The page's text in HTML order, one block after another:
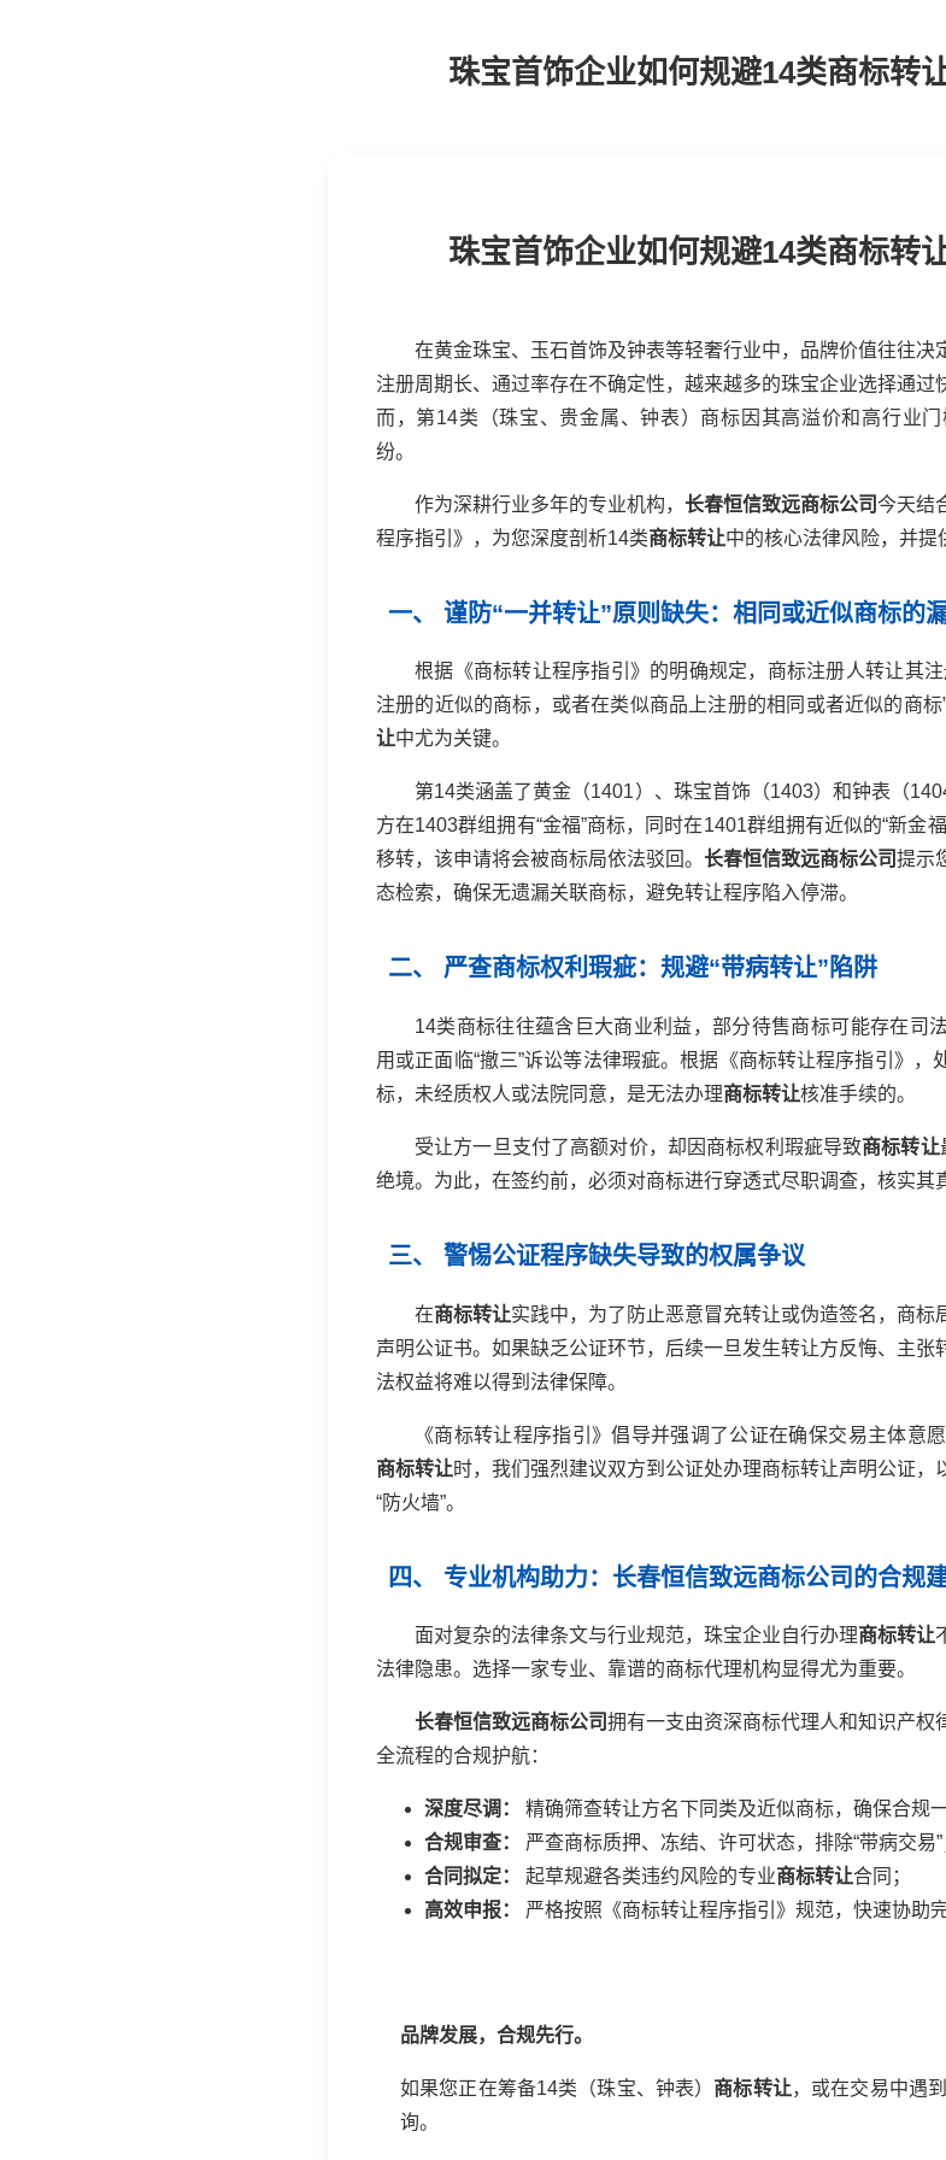
珠宝首饰企业如何规避14类商标转
珠宝首饰企业如何规避14类商标转
在黄金珠宝、玉石首饰及钟表等轻奢行业中，品牌价值往往决
注册周期长、通过率存在不确定性，越来越多的珠宝企业选择通过
而，第14类（珠宝、贵金属、钟表）商标因其高溢价和高行业
纷。
作为深耕行业多年的专业机构， 长春恒信致远商标公司今天结
程序指引》，为您深度剖析14类商标转让中的核心法律风险，并提
一、 谨防“一并转让”原则缺失：相同或近似商标的
根据《商标转让程序指引》的明确规定，商标注册人转让其
注册的近似的商标，或者在类似商品上注册的相同或者近似的商
让中尤为关键。
第14类涵盖了黄金（1401）、珠宝首饰（1403）和钟表（
方在1403群组拥有“金福”商标，同时在1401群组拥有近似的“新金
移转，该申请将会被商标局依法驳回。 长春恒信致远商标公司提示
态检索，确保无遗漏关联商标，避免转让程序陷入停滞。
二、 严查商标权利瑕疵：规避“带病转让”陷阱
14类商标往往蕴含巨大商业利益，部分待售商标可能存在司
用或正面临“撤三”诉讼等法律瑕疵。根据《商标转让程序指引》
标，未经质权人或法院同意，是无法办理商标转让核准手续的。
受让方一旦支付了高额对价，却因商标权利瑕疵导致商标转让
绝境。为此，在签约前，必须对商标进行穿透式尽职调查，核实其
三、 警惕公证程序缺失导致的权属争议
在商标转让实践中，为了防止恶意冒充转让或伪造签名，商标
声明公证书。如果缺乏公证环节，后续一旦发生转让方反悔、主
法权益将难以得到法律保障。
《商标转让程序指引》倡导并强调了公证在确保交易主体意
商标转让时，我们强烈建议双方到公证处办理商标转让声明公证，
“防火墙”。
四、 专业机构助力：长春恒信致远商标公司的合规
面对复杂的法律条文与行业规范，珠宝企业自行办理商标转让
法律隐患。选择一家专业、靠谱的商标代理机构显得尤为重要。
长春恒信致远商标公司拥有一支由资深商标代理人和知识产权
全流程的合规护航：
深度尽调：
精确筛查转让方名下同类及近似商标，确保合规一
合规审查：
严查商标质押、冻结、许可状态，排除“带病交易”
合同拟定：
起草规避各类违约风险的专业商标转让合同；
高效申报：
严格按照《商标转让程序指引》规范，快速协助
品牌发展，合规先行。
如果您正在筹备14类（珠宝、钟表） 商标转让，或在交易中遇
询。